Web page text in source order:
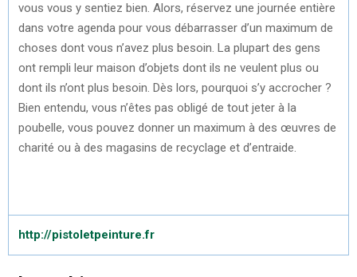
vous vous y sentiez bien. Alors, réservez une journée entière
dans votre agenda pour vous débarrasser d’un maximum de
choses dont vous n’avez plus besoin. La plupart des gens
ont rempli leur maison d’objets dont ils ne veulent plus ou
dont ils n’ont plus besoin. Dès lors, pourquoi s’y accrocher ?
Bien entendu, vous n’êtes pas obligé de tout jeter à la
poubelle, vous pouvez donner un maximum à des œuvres de
charité ou à des magasins de recyclage et d’entraide.
http://pistoletpeinture.fr